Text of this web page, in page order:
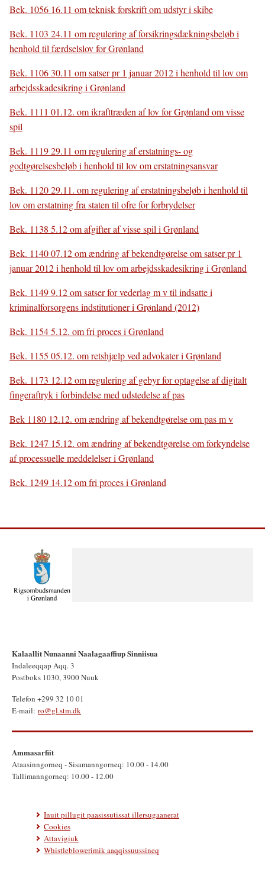
Bek. 1056 16.11 om teknisk forskrift om udstyr i skibe
Bek. 1103 24.11 om regulering af forsikringsdækningsbeløb i
henhold til færdselslov for Grønland
Bek. 1106 30.11 om satser pr 1 januar 2012 i henhold til lov om
arbejdsskadesikring i Grønland
Bek. 1111 01.12. om ikrafttræden af lov for Grønland om visse
spil
Bek. 1119 29.11 om regulering af erstatnings- og
godtgørelsesbeløb i henhold til lov om erstatningsansvar
Bek. 1120 29.11. om regulering af erstatningsbeløb i henhold til
lov om erstatning fra staten til ofre for forbrydelser
Bek. 1138 5.12 om afgifter af visse spil i Grønland
Bek. 1140 07.12 om ændring af bekendtgørelse om satser pr 1
januar 2012 i henhold til lov om arbejdsskadesikring i Grønland
Bek. 1149 9.12 om satser for vederlag m v til indsatte i
kriminalforsorgens indstitutioner i Grønland (2012)
Bek. 1154 5.12. om fri proces i Grønland
Bek. 1155 05.12. om retshjælp ved advokater i Grønland
Bek. 1173 12.12 om regulering af gebyr for optagelse af digitalt
fingeraftryk i forbindelse med udstedelse af pas
Bek 1180 12.12. om ændring af bekendtgørelse om pas m v
Bek. 1247 15.12. om ændring af bekendtgørelse om forkyndelse
af processuelle meddelelser i Grønland
Bek. 1249 14.12 om fri proces i Grønland
Kalaallit Nunaanni Naalagaaffiup Sinniisua
Indaleeqqap Aqq. 3
Postboks 1030, 3900 Nuuk
Telefon +299 32 10 01
E-mail: ro@gl.stm.dk
Ammasarfiit
Ataasinngorneq - Sisamanngorneq: 10.00 - 14.00
Tallimanngorneq: 10.00 - 12.00
Inuit pillugit paasissutissat illersugaanerat
Cookies
Attavigiuk
Whistleblowerimik aaqqissuussineq